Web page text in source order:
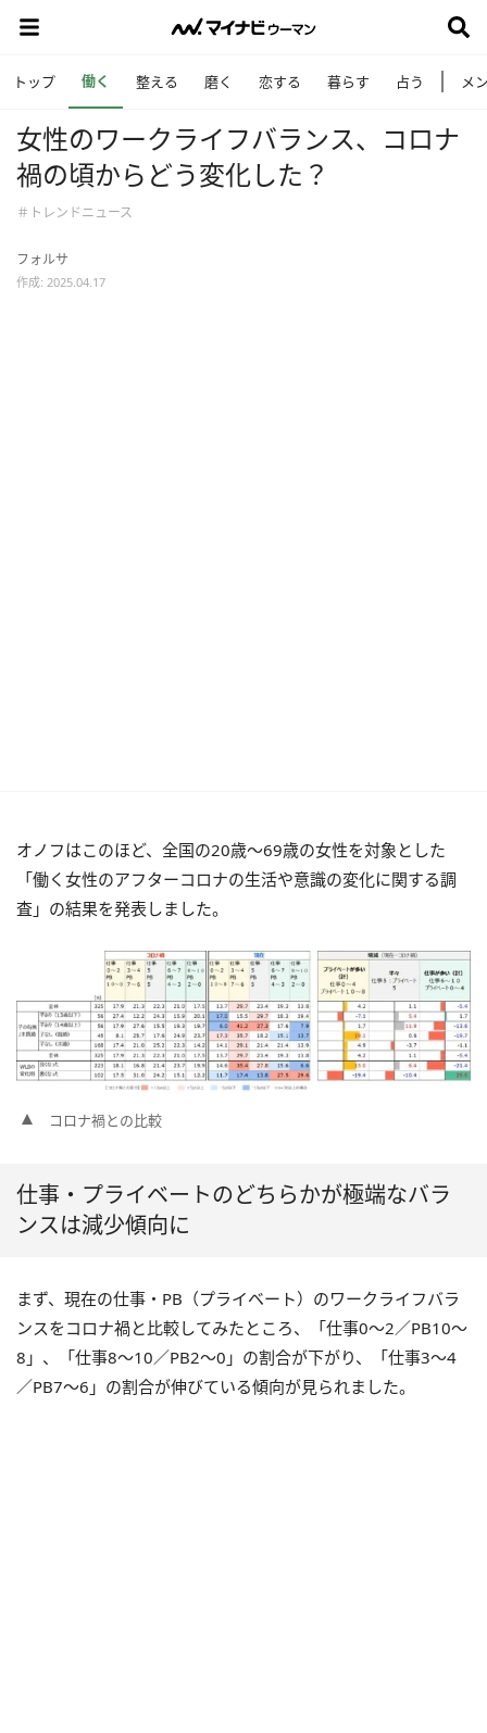
トップ 働く 整える 磨く 恋する 暮らす 占う メ
女性のワークライフバランス、コロナ
禍の頃からどう変化した？
＃トレンドニュース
フォルサ
作成: 2025.04.17
オノフはこのほど、全国の20歳～69歳の女性を対象とした
「働く女性のアフターコロナの生活や意識の変化に関する調
査」の結果を発表しました。
コロナ禍との比較
仕事・プライベートのどちらかが極端なバラ
ンスは減少傾向に
まず、現在の仕事・PB（プライベート）のワークライフバラ
ンスをコロナ禍と比較してみたところ、「仕事0～2／PB10～
8」、「仕事8～10／PB2～0」の割合が下がり、「仕事3～4
／PB7～6」の割合が伸びている傾向が見られました。